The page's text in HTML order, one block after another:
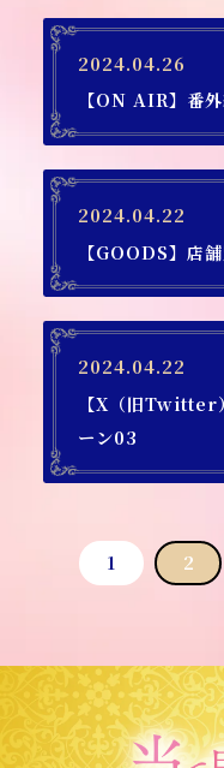
2024.04.26
【ON AIR】番
2024.04.22
【GOODS】店
2024.04.22
【X（旧Twitter
ーン03
1 2